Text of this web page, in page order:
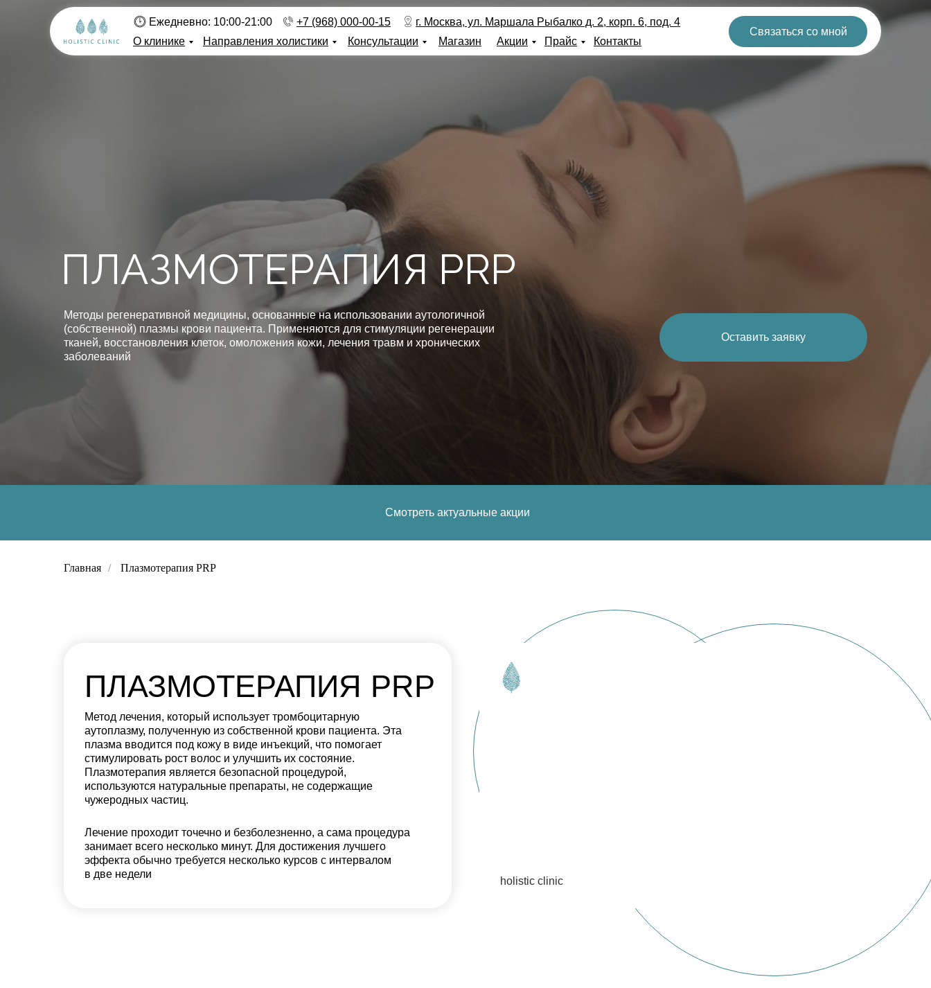
Направления холистики
О клинике Магазин Акции Прайс Контакты
Консультации
Ежедневно: 10:00-21:00
Связаться со мной
г. Москва, ул. Маршала Рыбалко д. 2, корп. 6, под. 4
+7 (968) 000-00-15
ПЛАЗМОТЕРАПИЯ PRP
Методы регенеративной медицины, основанные на использовании аутологичной
(собственной) плазмы крови пациента. Применяются для стимуляции регенерации
тканей, восстановления клеток, омоложения кожи, лечения травм и хронических
заболеваний
Оставить заявку
Смотреть актуальные акции
Главная / Плазмотерапия PRP
Метод лечения, который использует тромбоцитарную
аутоплазму, полученную из собственной крови пациента. Эта
плазма вводится под кожу в виде инъекций, что помогает
стимулировать рост волос и улучшить их состояние.
Плазмотерапия является безопасной процедурой,
используются натуральные препараты, не содержащие
чужеродных частиц.
ПЛАЗМОТЕРАПИЯ PRP
Лечение проходит точечно и безболезненно, а сама процедура
занимает всего несколько минут. Для достижения лучшего
эффекта обычно требуется несколько курсов с интервалом
в две недели
holistic clinic